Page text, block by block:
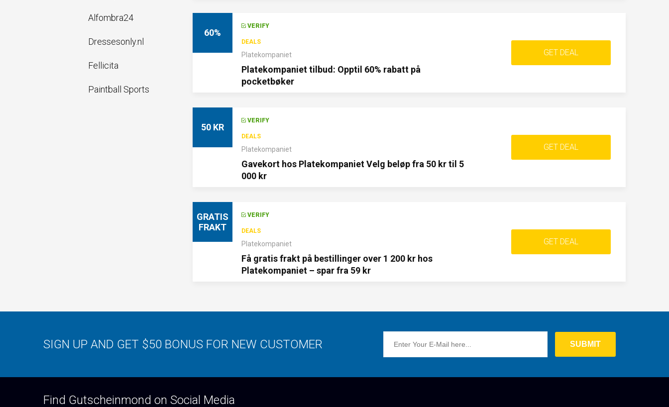
60%
VERIFY
DEALS
Platekompaniet
Platekompaniet tilbud: Opptil 60% rabatt på
pocketbøker
GET DEAL
50 KR
VERIFY
DEALS
Platekompaniet
Gavekort hos Platekompaniet Velg beløp fra 50 kr til 5
000 kr
GET DEAL
GRATIS
FRAKT
VERIFY
DEALS
Platekompaniet
Få gratis frakt på bestillinger over 1 200 kr hos
Platekompaniet – spar fra 59 kr
GET DEAL
Alfombra24
Dressesonly.nl
Fellicita
Paintball Sports
SIGN UP AND GET $50 BONUS FOR NEW CUSTOMER
Find Gutscheinmond on Social Media